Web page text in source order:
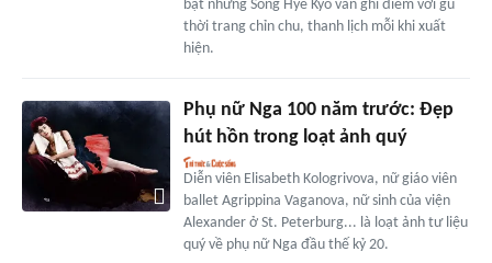
bật nhưng Song Hye Kyo vẫn ghi điểm với gu
thời trang chỉn chu, thanh lịch mỗi khi xuất
hiện.
Phụ nữ Nga 100 năm trước: Đẹp
hút hồn trong loạt ảnh quý
Diễn viên Elisabeth Kologrivova, nữ giáo viên
ballet Agrippina Vaganova, nữ sinh của viện
Alexander ở St. Peterburg... là loạt ảnh tư liệu
quý về phụ nữ Nga đầu thế kỷ 20.